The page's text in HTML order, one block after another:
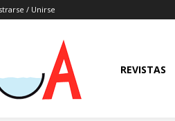
/ Unirse
REVISTAS